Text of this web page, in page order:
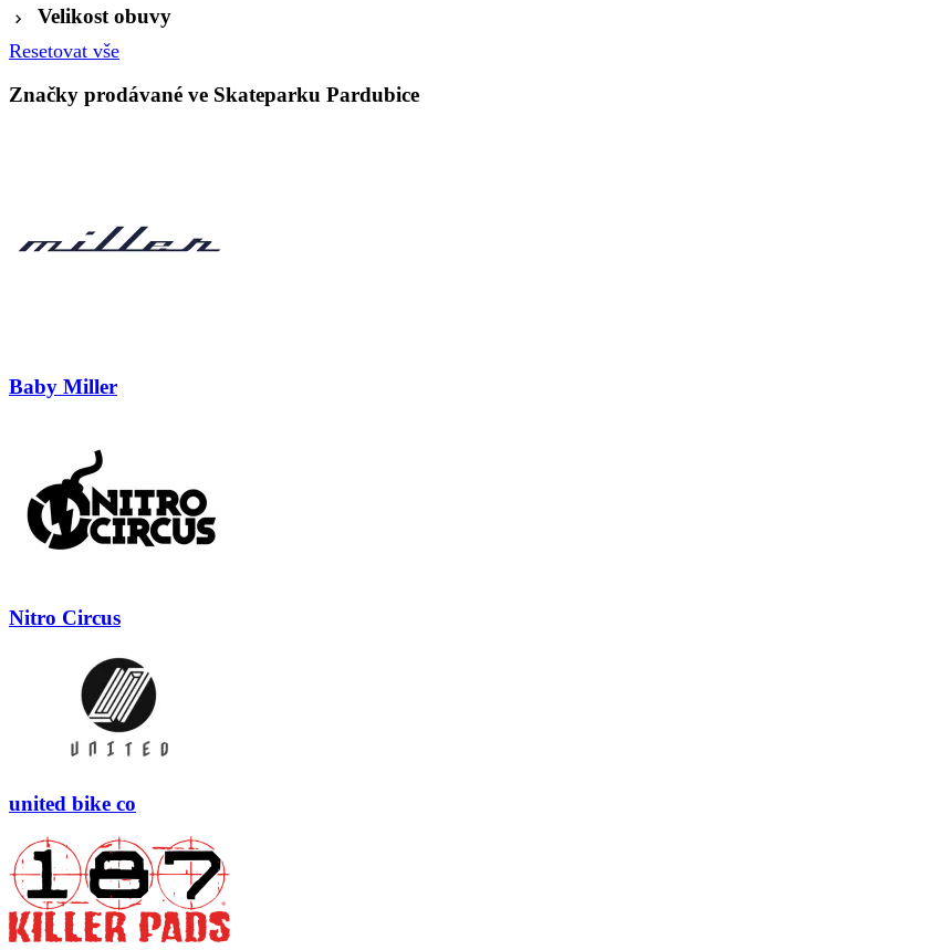
Velikost obuvy
Resetovat vše
Značky prodávané ve Skateparku Pardubice
Baby Miller
Nitro Circus
united bike co